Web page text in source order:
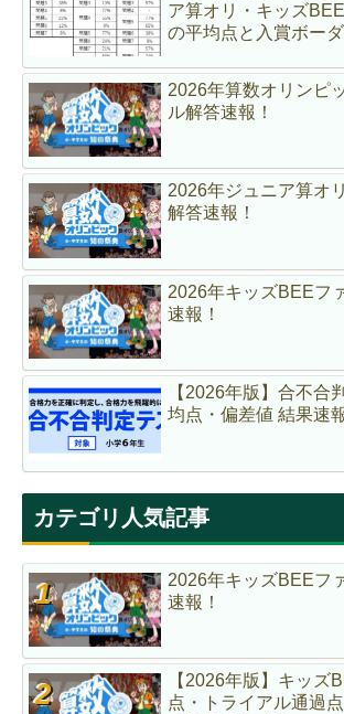
ア算オリ・キッズ
の平均点と入賞ボー
2026年算数オリンピ
ル解答速報！
2026年ジュニア算オ
解答速報！
2026年キッズBEEフ
速報！
【2026年版】合不合
均点・偏差値 結果速
カテゴリ人気記事
2026年キッズBEEフ
速報！
【2026年版】キッズ
点・トライアル通過